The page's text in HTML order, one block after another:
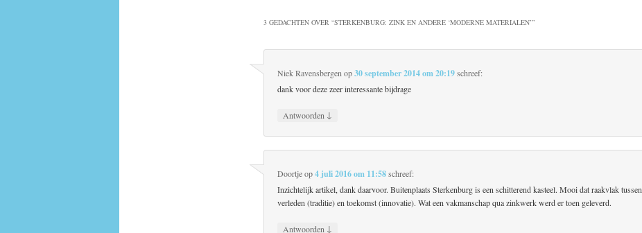
3 GEDACHTEN OVER “STERKENBURG: ZINK EN ANDERE ‘MODERNE MATERIALEN’”
Niek Ravensbergen op30 september 2014 om 20:19 schreef:
dank voor deze zeer interessante bijdrage
Antwoorden ↓
Doortjeop4 juli 2016 om 11:58 schreef:
Inzichtelijk artikel, dank daarvoor. Buitenplaats Sterkenburg is een schitterend kasteel. Mooi dat raakvlak tussen
verleden (traditie) en toekomst (innovatie). Wat een vakmanschap qua zinkwerk werd er toen geleverd.
Antwoorden ↓